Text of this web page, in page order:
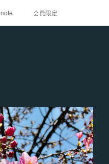
note 会員限定